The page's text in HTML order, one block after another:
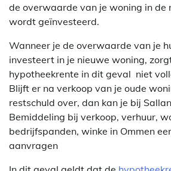
de overwaarde van je woning in de
wordt geïnvesteerd.
Wanneer je de overwaarde van je
investeert in je nieuwe woning,
hypotheekrente in dit geval niet
Blijft er na verkoop van je oude
restschuld over, dan kan je bij
Bemiddeling bij verkoop, verhuur,
bedrijfspanden, winke in Ommen
aanvragen